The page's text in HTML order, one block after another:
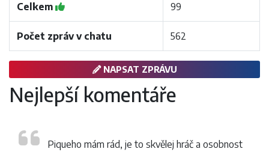
Celkem 99
Počet zpráv v chatu 562
NAPSAT ZPRÁVU
Nejlepší komentáře
Piqueho mám rád, je to skvělej hráč a osobnost